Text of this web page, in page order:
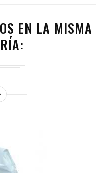
EN LA MISMA